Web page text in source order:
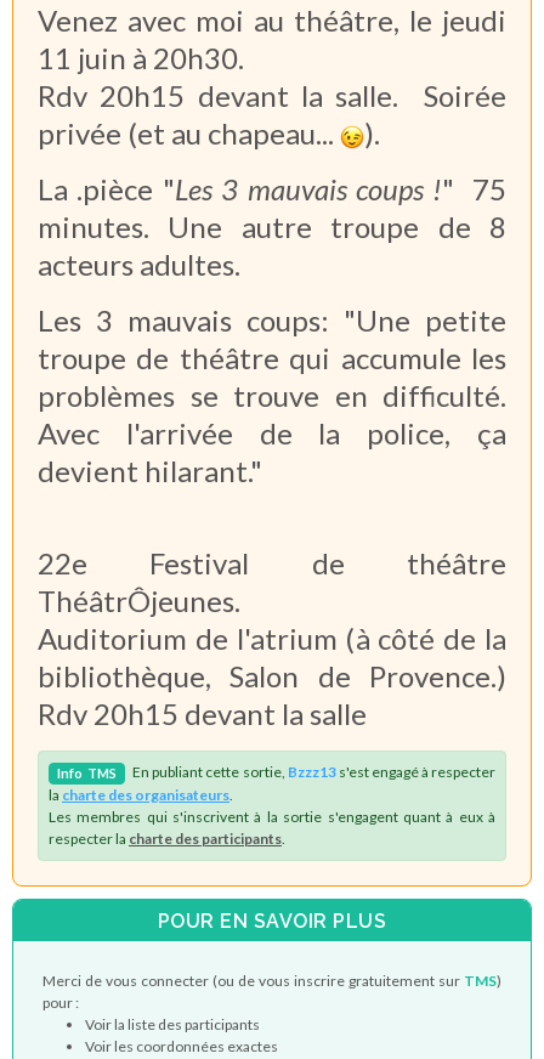
Venez avec moi au théâtre, le jeudi
11 juin à 20h30.
Rdv 20h15 devant la salle. Soirée
privée (et au chapeau...
).
La .pièce "Les 3 mauvais coups !" 75
minutes. Une autre troupe de 8
acteurs adultes.
Les 3 mauvais coups: "Une petite
troupe de théâtre qui accumule les
problèmes se trouve en difficulté.
Avec l'arrivée de la police, ça
devient hilarant."
22e Festival de théâtre
ThéâtrÔjeunes.
Auditorium de l'atrium (à côté de la
bibliothèque, Salon de Provence.)
Rdv 20h15 devant la salle
Info TMS En publiant cette sortie, Bzzz13s'est engagé à respecter
la charte des organisateurs
Les membres qui s'inscrivent à la sortie s'engagent quant à eux à
respecter la charte des participants
POUR EN SAVOIR PLUS
Merci de vous connecter (ou de vous inscrire gratuitement sur TMS)
pour :
Voir la liste des participants
Voir les coordonnées exactes